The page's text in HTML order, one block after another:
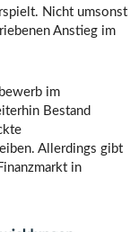
Nicht umsonst
Anstieg im
im
Bestand
Allerdings gibt
in